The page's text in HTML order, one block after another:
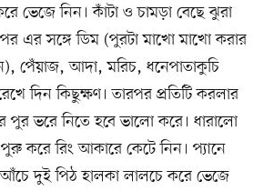
ভেজে নিন। কাঁটা ও চামড়া বেছে ঝুরা
এর সঙ্গে ডিম (পুরটা মাখো মাখো করার
পেঁয়াজ, আদা, মরিচ, ধনেপাতাকুচি
দিন কিছুক্ষণ। তারপর প্রতিটি করলার
পুর ভরে নিতে হবে ভালো করে। ধারালো
করে রিং আকারে কেটে নিন। প্যানে
দুই পিঠ হালকা লালচে করে ভেজে